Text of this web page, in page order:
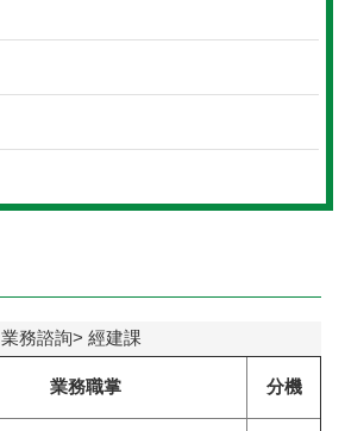
業務諮詢 經建課
業務職掌 分機